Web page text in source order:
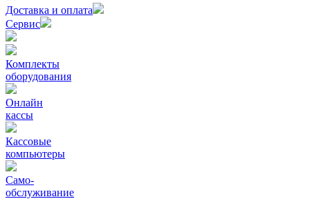
Доставка и оплата
Сервис
Комплекты
оборудования
Онлайн
кассы
Кассовые
компьютеры
Само-
обслуживание